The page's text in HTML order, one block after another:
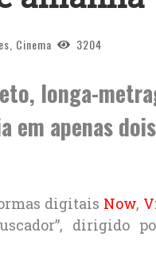
Cinema 3204
longa-
em apenas
digitais Now,
dirigido